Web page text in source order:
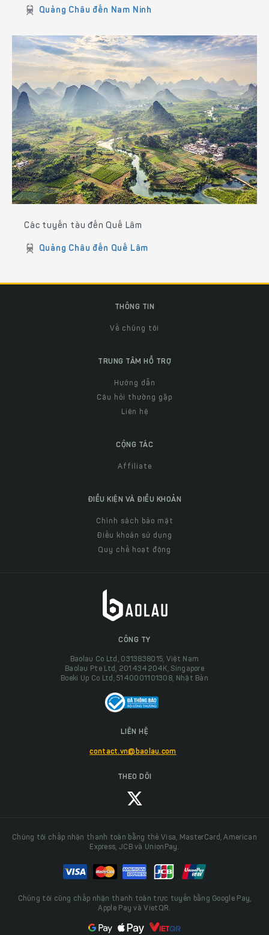
Quảng Châu đến Nam Ninh
Các tuyến tàu đến Quế Lâm
Quảng Châu đến Quế Lâm
THÔNG TIN
Về chúng tôi
TRUNG TÂM HỖ TRỢ
Hướng dẫn
Câu hỏi thường gặp
Liên hệ
CỘNG TÁC
Affiliate
ĐIỀU KIỆN VÀ ĐIỀU KHOẢN
Chính sách bảo mật
Điều khoản sử dụng
Quy chế hoạt động
CÔNG TY
Baolau Co Ltd, 0313838015, Việt Nam
Baolau Pte Ltd, 201434204K, Singapore
Boeki Up Co Ltd, 5140001101308, Nhật Bản
LIÊN HỆ
contact.vn@baolau.com
THEO DÕI
Chúng tôi chấp nhận thanh toán bằng thẻ Visa, MasterCard, American
Express, JCB và UnionPay.
Chúng tôi cũng chấp nhận thanh toán trực tuyến bằng Google Pay,
Apple Pay và VietQR.